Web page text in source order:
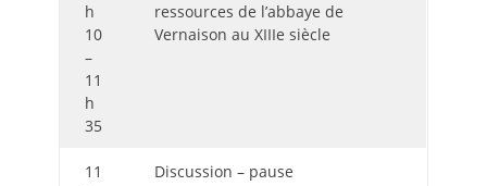
h
10
–
11
h
35
ressources de l’abbaye de
Vernaison au XIIIe siècle
11
Discussion – pause